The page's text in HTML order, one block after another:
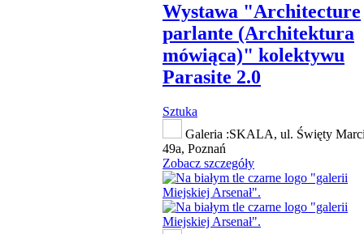
Wystawa "Architecture
parlante (Architektura
mówiąca)" kolektywu
Parasite 2.0
Sztuka
Galeria :SKALA, ul. Święty
49a, Poznań
Zobacz szczegóły